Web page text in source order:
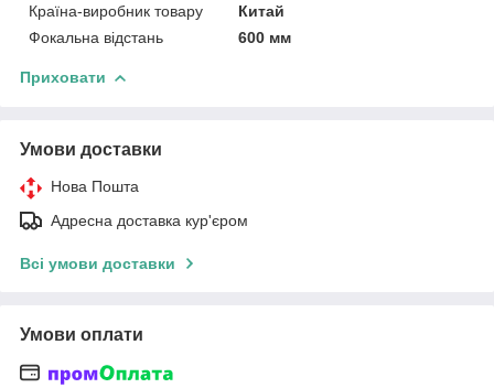
Країна-виробник товару
Китай
Фокальна відстань
600 мм
Приховати
Умови доставки
Нова Пошта
Адресна доставка кур'єром
Всі умови доставки
Умови оплати